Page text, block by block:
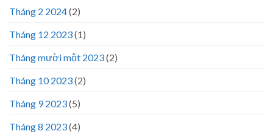
Tháng 2 2024(2)
Tháng 12 2023(1)
Tháng mười một 2023(2)
Tháng 10 2023(2)
Tháng 9 2023(5)
Tháng 8 2023(4)